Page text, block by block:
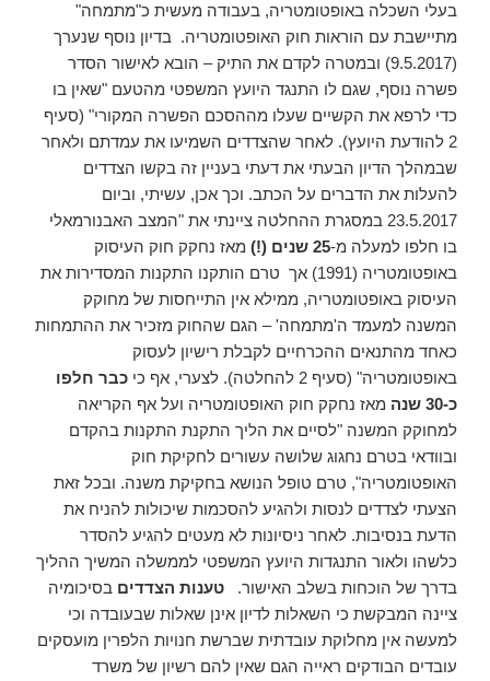
בעלי השכלה באופטומטריה, בעבודה מעשית כ"מתמחה"
מתיישבת עם הוראות חוק האופטומטריה. בדיון נוסף שנערך
(9.5.2017) ובמטרה לקדם את התיק – הובא לאישור הסדר
פשרה נוסף, שגם לו התנגד היועץ המשפטי מהטעם "שאין בו
כדי לרפא את הקשיים שעלו מההסכם הפשרה המקורי" (סעיף
2 להודעת היועץ). לאחר שהצדדים השמיעו את עמדתם ולאחר
שבמהלך הדיון הבעתי את דעתי בעניין זה בקשו הצדדים
להעלות את הדברים על הכתב. וכך אכן, עשיתי, וביום
23.5.2017 במסגרת ההחלטה ציינתי את "המצב האבנורמאלי
בו חלפו למעלה מ-25 שנים (!)
מאז נחקק חוק העיסוק
באופטומטריה (1991) אך טרם הותקנו התקנות המסדירות את
העיסוק באופטומטריה, ממילא אין התייחסות של מחוקק
המשנה למעמד ה'מתמחה' – הגם שהחוק מזכיר את ההתמחות
כאחד מהתנאים ההכרחיים לקבלת רישיון לעסוק
באופטומטריה" (סעיף 2 להחלטה). לצערי, אף כי
כבר חלפו
כ-30
שנה מאז נחקק חוק האופטומטריה ועל אף הקריאה
למחוקק המשנה "לסיים את הליך התקנת התקנות בהקדם
ובוודאי בטרם נחגוג שלושה עשורים לחקיקת חוק
האופטומטריה", טרם טופל הנושא בחקיקת משנה. ובכל זאת
הצעתי לצדדים לנסות ולהגיע להסכמות שיכולות להניח את
הדעת בנסיבות. לאחר ניסיונות לא מעטים להגיע להסדר
כלשהו ולאור התנגדות היועץ המשפטי לממשלה המשיך ההליך
בדרך של הוכחות בשלב האישור. טענות הצדדים בסיכומיה
ציינה המבקשת כי השאלות לדיון אינן שאלות שבעובדה וכי
למעשה אין מחלוקת עובדתית שברשת חנויות הלפרין מועסקים
עובדים הבודקים ראייה הגם שאין להם רשיון של משרד